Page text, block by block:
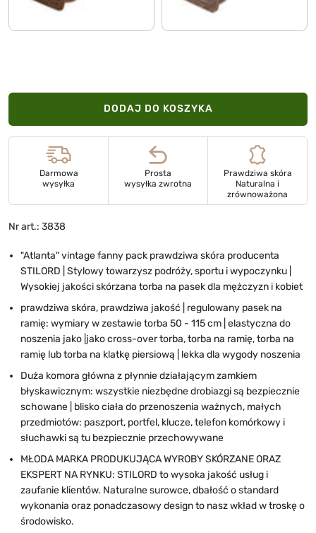
DODAJ DO KOSZYKA
Darmowa
wysyłka
Prosta
wysyłka zwrotna
Prawdziwa skóra
Naturalna i
zrównoważona
Nr art.: 3838
"Atlanta" vintage fanny pack prawdziwa skóra producenta
STILORD | Stylowy towarzysz podróży, sportu i wypoczynku |
Wysokiej jakości skórzana torba na pasek dla mężczyzn i kobiet
prawdziwa skóra, prawdziwa jakość | regulowany pasek na
ramię: wymiary w zestawie torba 50 - 115 cm | elastyczna do
noszenia jako |jako cross-over torba, torba na ramię, torba na
ramię lub torba na klatkę piersiową | lekka dla wygody noszenia
Duża komora główna z płynnie działającym zamkiem
błyskawicznym: wszystkie niezbędne drobiazgi są bezpiecznie
schowane | blisko ciała do przenoszenia ważnych, małych
przedmiotów: paszport, portfel, klucze, telefon komórkowy i
słuchawki są tu bezpiecznie przechowywane
MŁODA MARKA PRODUKUJĄCA WYROBY SKÓRZANE ORAZ
EKSPERT NA RYNKU: STILORD to wysoka jakość usług i
zaufanie klientów. Naturalne surowce, dbałość o standard
wykonania oraz ponadczasowy design to nasz wkład w troskę o
środowisko.